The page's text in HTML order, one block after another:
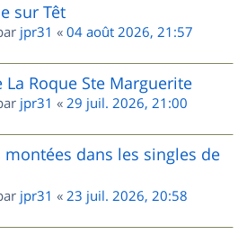
sur Têt
jpr31 « 04 août 2026, 21:57
La Roque Ste Marguerite
jpr31 « 29 juil. 2026, 21:00
dans les singles de
jpr31 « 23 juil. 2026, 20:58